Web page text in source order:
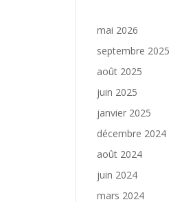
mai 2026
septembre 2025
août 2025
juin 2025
janvier 2025
décembre 2024
août 2024
juin 2024
mars 2024